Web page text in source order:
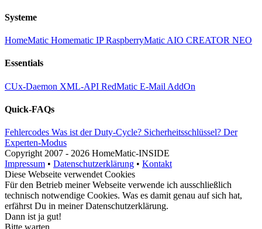
Systeme
HomeMatic Homematic IPRaspberryMatic AIO CREATOR NEO
Essentials
CUx-Daemon XML-API RedMatic E-Mail AddOn
Quick-FAQs
Fehlercodes Was ist der Duty-Cycle? Sicherheitsschlüssel? Der
Experten-Modus
Copyright 2007 - 2026 HomeMatic-INSIDE
Impressum • Datenschutzerklärung • Kontakt
Diese Webseite verwendet Cookies
Für den Betrieb meiner Webseite verwende ich ausschließlich
technisch notwendige Cookies. Was es damit genau auf sich hat,
erfährst Du in meinerDatenschutzerklärung.
Dann ist ja gut!